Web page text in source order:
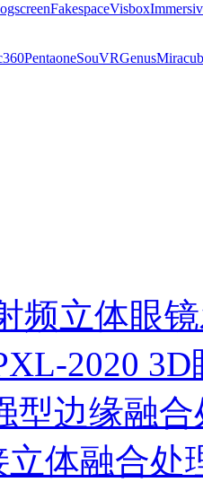
FakespaceVisbox
PentaoneSouVRGenus
频立体眼
2020 3D
型边缘融
立体融合处